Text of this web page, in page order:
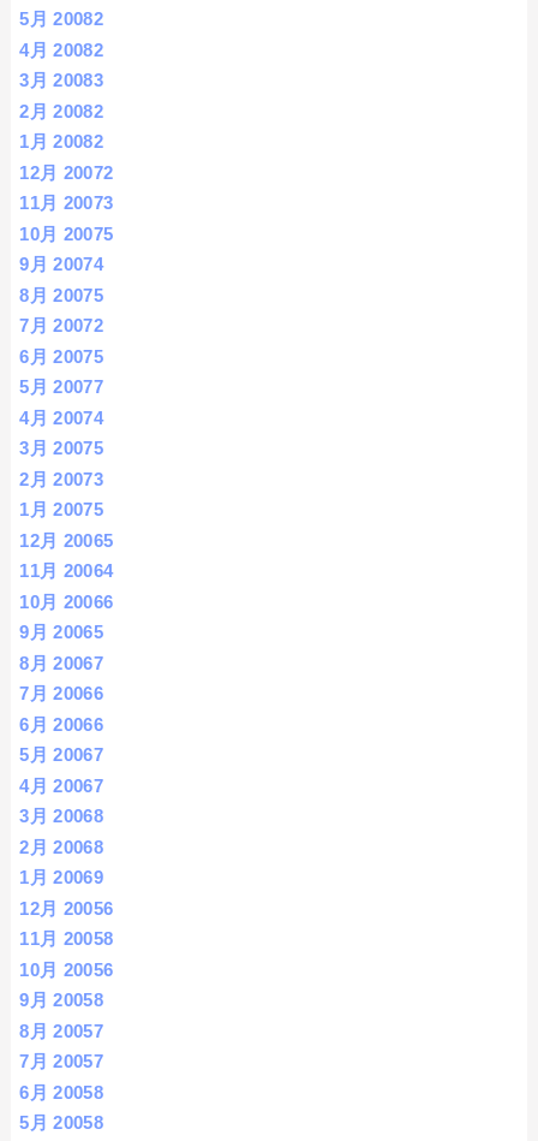
5月 20082
4月 20082
3月 20083
2月 20082
1月 20082
12月 20072
11月 20073
10月 20075
9月 20074
8月 20075
7月 20072
6月 20075
5月 20077
4月 20074
3月 20075
2月 20073
1月 20075
12月 20065
11月 20064
10月 20066
9月 20065
8月 20067
7月 20066
6月 20066
5月 20067
4月 20067
3月 20068
2月 20068
1月 20069
12月 20056
11月 20058
10月 20056
9月 20058
8月 20057
7月 20057
6月 20058
5月 20058